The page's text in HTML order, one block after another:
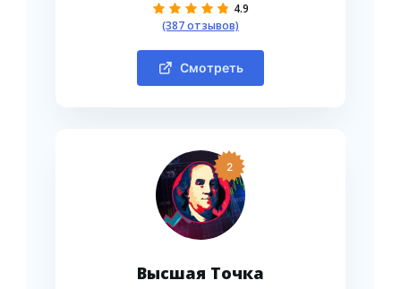
4.9
(387 отзывов)
Смотреть
2
Высшая Точка